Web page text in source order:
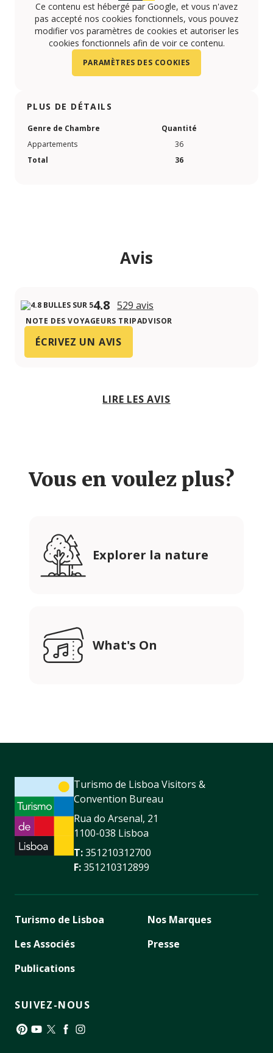
Ce contenu est hébergé par Google, et vous n'avez
pas accepté nos cookies fonctionnels, vous pouvez
modifier vos paramètres de cookies et autoriser les
cookies fonctionnels afin de voir ce contenu.
PARAMÈTRES DES COOKIES
PLUS DE DÉTAILS
Genre de Chambre
Quantité
Appartements
36
Total
36
Avis
4.8 529 avis
NOTE DES VOYAGEURS TRIPADVISOR
ÉCRIVEZ UN AVIS
LIRE LES AVIS
Vous en voulez plus?
Explorer la nature
What's On
Turismo de Lisboa Visitors &
Convention Bureau
Rua do Arsenal, 21
1100-038 Lisboa
T:351210312700
F:351210312899
Turismo de Lisboa
Les Associés
Publications
Nos Marques
Presse
SUIVEZ-NOUS